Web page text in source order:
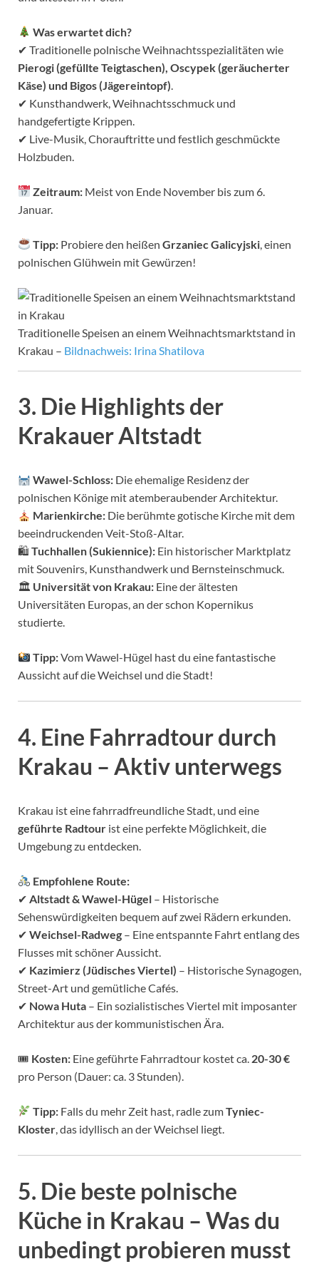
Was erwartet dich?
✔ Traditionelle polnische Weihnachtsspezialitäten wie
Pierogi (gefüllte Teigtaschen), Oscypek (geräucherter
Käse) und Bigos (Jägereintopf)
✔ Kunsthandwerk, Weihnachtsschmuck und
handgefertigte Krippen.
✔ Live-Musik, Chorauftritte und festlich geschmückte
Holzbuden.
Zeitraum: Meist von Ende November bis zum 6.
Januar.
Tipp: Probiere den heißenGrzaniec Galicyjski , einen
polnischen Glühwein mit Gewürzen!
Traditionelle Speisen an einem Weihnachtsmarktstand in
Krakau – Bildnachweis: Irina Shatilova
3. Die Highlights der
Krakauer Altstadt
Wawel-Schloss: Die ehemalige Residenz der
polnischen Könige mit atemberaubender Architektur.
Marienkirche: Die berühmte gotische Kirche mit dem
beeindruckenden Veit-Stoß-Altar.
🛍 Tuchhallen (Sukiennice): Ein historischer Marktplatz
mit Souvenirs, Kunsthandwerk und Bernsteinschmuck.
🏛 Universität von Krakau: Eine der ältesten
Universitäten Europas, an der schon Kopernikus
studierte.
Tipp:Vom Wawel-Hügel hast du eine fantastische
Aussicht auf die Weichsel und die Stadt!
4. Eine Fahrradtour durch
Krakau – Aktiv unterwegs
Krakau ist eine fahrradfreundliche Stadt, und eine
geführte Radtour ist eine perfekte Möglichkeit, die
Umgebung zu entdecken.
Empfohlene Route:
✔ Altstadt & Wawel-Hügel – Historische
Sehenswürdigkeiten bequem auf zwei Rädern erkunden.
✔ Weichsel-Radweg – Eine entspannte Fahrt entlang des
Flusses mit schöner Aussicht.
✔ Kazimierz (Jüdisches Viertel) – Historische Synagogen,
Street-Art und gemütliche Cafés.
✔ Nowa Huta – Ein sozialistisches Viertel mit imposanter
Architektur aus der kommunistischen Ära.
🎟 Kosten: Eine geführte Fahrradtour kostet ca. 20-30 €
pro Person (Dauer: ca. 3 Stunden).
Tipp: Falls du mehr Zeit hast, radle zumTyniec-
Kloster , das idyllisch an der Weichsel liegt.
5. Die beste polnische
Küche in Krakau – Was du
unbedingt probieren musst